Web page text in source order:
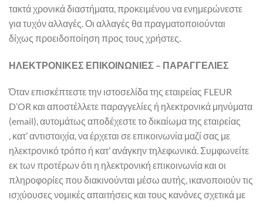
τακτά χρονικά διαστήματα, προκειμένου να ενημερώνεστε
για τυχόν αλλαγές. Οι αλλαγές θα πραγματοποιούνται
δίχως προειδοποίηση προς τους χρήστες.
ΗΛΕΚΤΡΟΝΙΚΕΣ ΕΠΙΚΟΙΝΩΝΙΕΣ – ΠΑΡΑΓΓΕΛΙΕΣ
Όταν επισκέπτεστε την ιστοσελίδα της εταιρείας FLEUR
D’OR και αποστέλλετε παραγγελίες ή ηλεκτρονικά μηνύματα
(email), αυτομάτως αποδέχεστε το δικαίωμα της εταιρείας
, κατ’ αντιστοιχία, να έρχεται σε επικοινωνία μαζί σας με
ηλεκτρονικό τρόπο ή κατ’ ανάγκην τηλεφωνικά. Συμφωνείτε
εκ των προτέρων ότι η ηλεκτρονική επικοινωνία και οι
πληροφορίες που διακινούνται μέσω αυτής, ικανοποιούν τις
ισχύουσες νομικές απαιτήσεις και τους κανόνες σχετικά με